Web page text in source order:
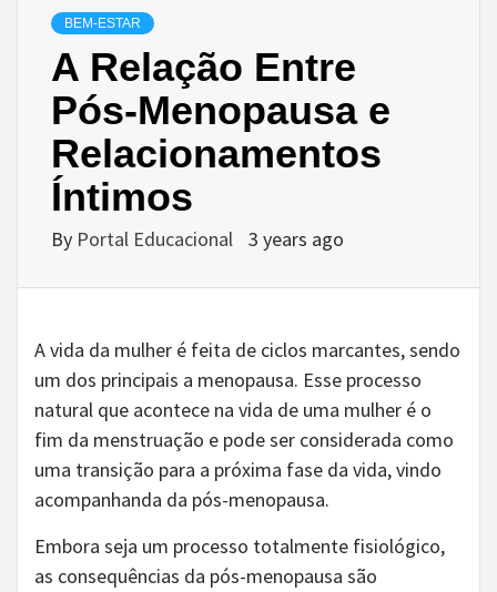
BEM-ESTAR
A Relação Entre
Pós-Menopausa e
Relacionamentos
Íntimos
By Portal Educacional 3 years ago
A vida da mulher é feita de ciclos marcantes, sendo
um dos principais a menopausa. Esse processo
natural que acontece na vida de uma mulher é o
fim da menstruação e pode ser considerada como
uma transição para a próxima fase da vida, vindo
acompanhanda da pós-menopausa.
Embora seja um processo totalmente fisiológico,
as consequências da pós-menopausa são